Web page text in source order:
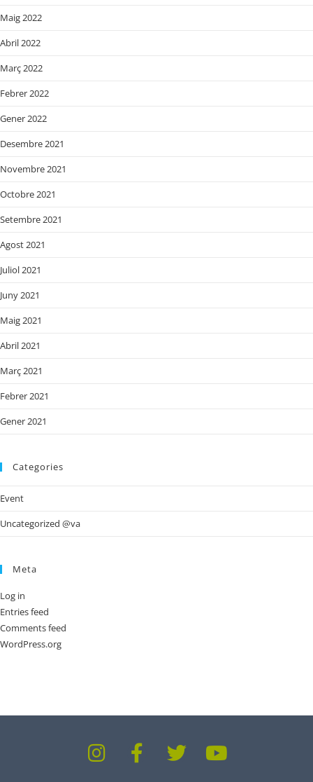
Maig 2022
Abril 2022
Març 2022
Febrer 2022
Gener 2022
Desembre 2021
Novembre 2021
Octobre 2021
Setembre 2021
Agost 2021
Juliol 2021
Juny 2021
Maig 2021
Abril 2021
Març 2021
Febrer 2021
Gener 2021
Categories
Event
Uncategorized @va
Meta
Log in
Entries feed
Comments feed
WordPress.org